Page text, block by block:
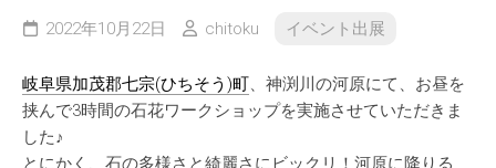
2022年10月22日 chitoku イベント出展
岐阜県加茂郡七宗(ひちそう)町、神渕川の河原にて、お昼を
挟んで3時間の石花ワークショップを実施させていただきま
した♪
とにかく、石の多様さと綺麗さにビックリ！河原に降りる